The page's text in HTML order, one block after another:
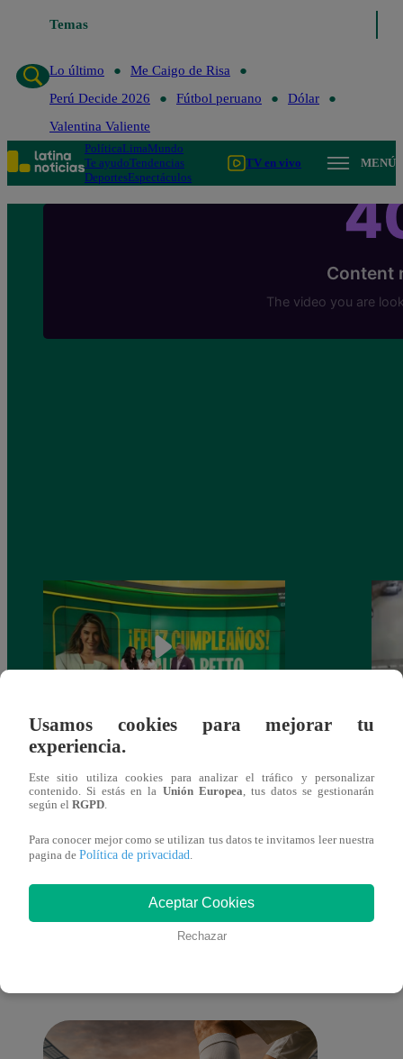
Temas
Lo último
Me Caigo de Risa
Perú Decide 2026
Fútbol peruano
Dólar
Valentina Valiente
PolíticaLimaMundo
Te ayudoTendencias
DeportesEspectáculos
TV en vivo MENÚ
Alicia Retto celebra su cumpleaños con
emotiva sorpresa en vivo y conmueve con
mensaje personal
También te puede
Usamos cookies para mejorar tu
experiencia.
Este sitio utiliza cookies para analizar el tráfico y personalizar
contenido. Si estás en la Unión Europea, tus datos se gestionarán
según el RGPD.
Para conocer mejor como se utilizan tus datos te invitamos leer nuestra
pagina de Política de privacidad.
Aceptar Cookies
Rechazar